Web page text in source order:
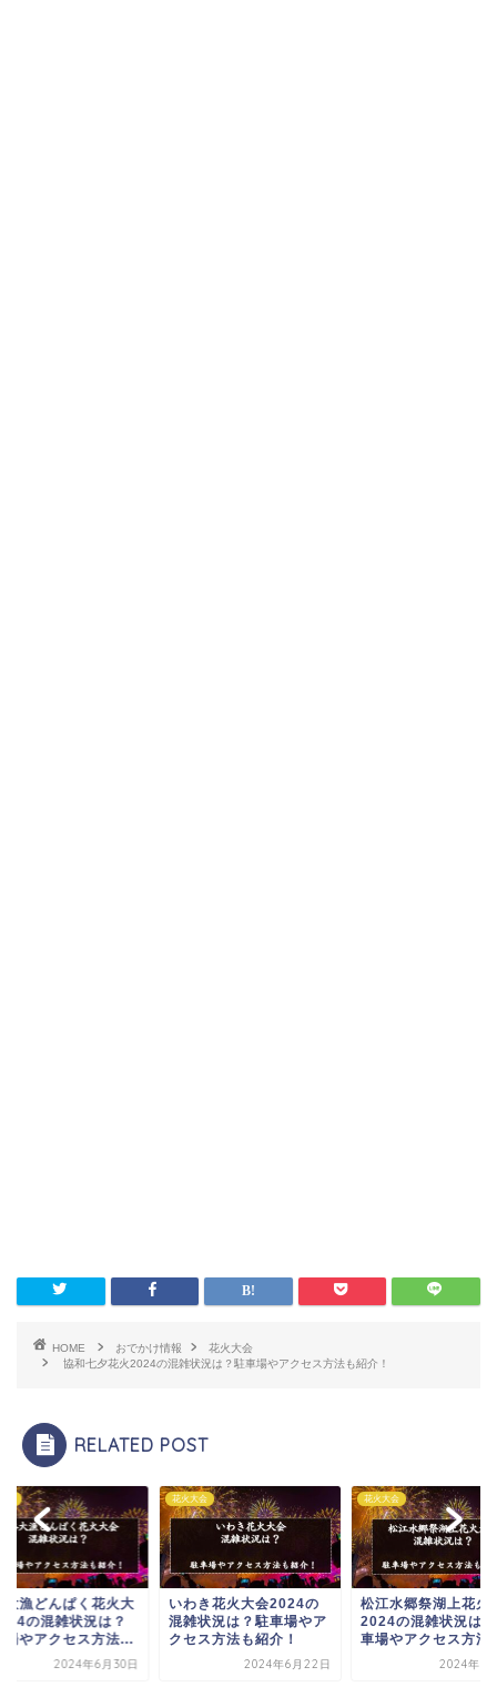
HOME おでかけ情報
花火大会
協和七夕花火2024の混雑状況は？駐車場やアクセス方法も紹介！
RELATED POST
き花火大会2024の
状況は？駐車場やア
ス方法も紹介！
2024年6月22日
花火大会
松江水郷祭湖上花火大会
2024の混雑状況は？駐
車場やアクセス方法も...
2024年6月10日
花火大会
とりで利根川大花火
2024の混雑状況は
車場やアクセス方法